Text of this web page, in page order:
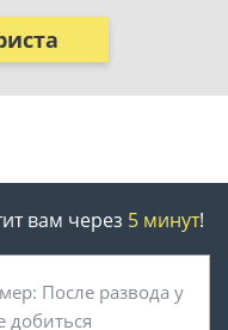
вам через 5 минут!